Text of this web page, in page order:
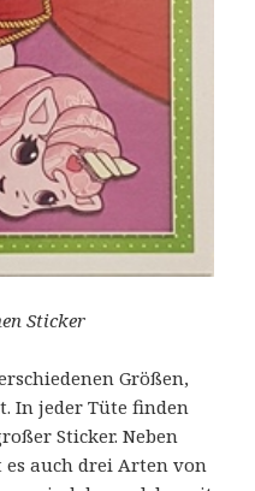
Sticker
Größen,
In jeder Tüte finden
Sticker. Neben
auch drei Arten von